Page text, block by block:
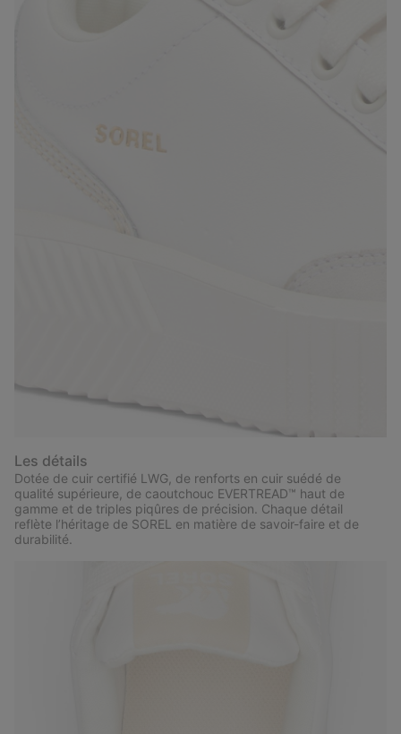
Les détails
Dotée de cuir certifié LWG, de renforts en cuir suédé de
qualité supérieure, de caoutchouc EVERTREAD™ haut de
gamme et de triples piqûres de précision. Chaque détail
reflète l’héritage de SOREL en matière de savoir-faire et de
durabilité.